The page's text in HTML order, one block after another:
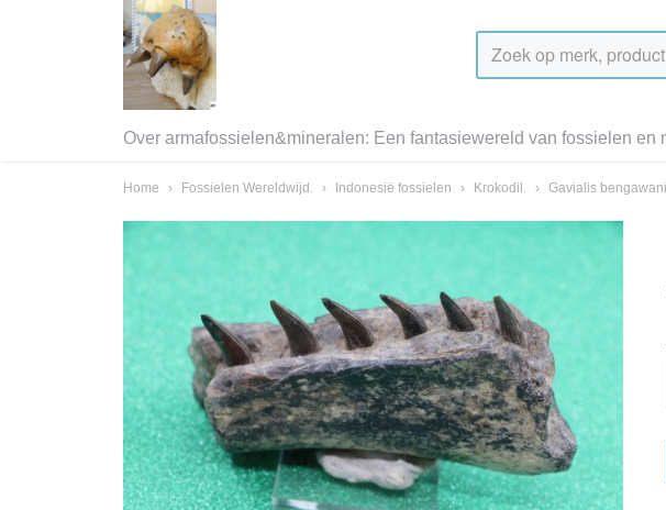
Over armafossielen&mineralen: Een fantasiewereld van fossielen en
Home › Fossielen Wereldwijd. › Indonesië fossielen › Krokodil. › Gavialis